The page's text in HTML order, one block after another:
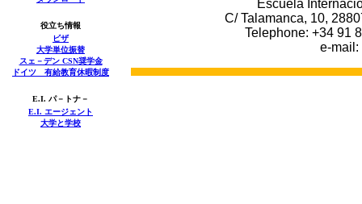
役立ち情報
ビザ
大学単位振替
スェ－デン CSN奨学金
ドイツ 有給教育休暇制度
E.I. パ－トナ－
E.I. エージェント
大学と学校
Escuela
C/ Talamanca, 10,
Telephone: +34 91
e-mail: